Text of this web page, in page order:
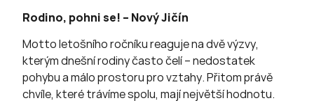
Rodino, pohni se! – Nový Jičín
Motto letošního ročníku reaguje na dvě výzvy,
kterým dnešní rodiny často čelí – nedostatek
pohybu a málo prostoru pro vztahy. Přitom právě
chvíle, které trávíme spolu, mají největší hodnotu.